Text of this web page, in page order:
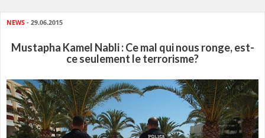
NEWS - 29.06.2015
Mustapha Kamel Nabli : Ce mal qui nous ronge, est-
ce seulement le terrorisme?